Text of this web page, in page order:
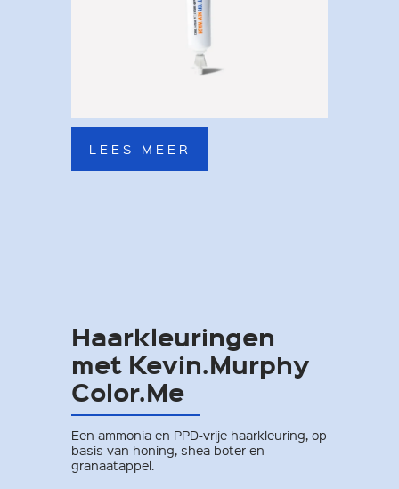
LEES MEER
Haarkleuringen
met Kevin.Murphy
Color.Me
Een ammonia en PPD-vrije haarkleuring, op
basis van honing, shea boter en
granaatappel.